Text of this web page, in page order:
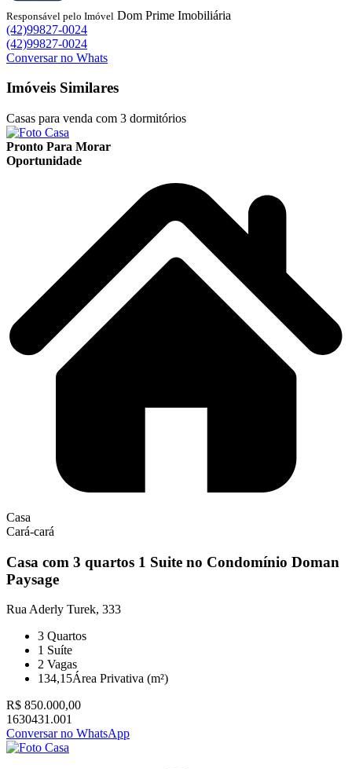
Responsável pelo Imóvel Dom Prime Imobiliária
(42)99827-0024
(42)99827-0024
Conversar no Whats
Imóveis Similares
Casas para venda com 3 dormitórios
Pronto Para Morar
Oportunidade
Casa
Cará-cará
Casa com 3 quartos 1 Suite no Condomínio Doman
Paysage
Rua Aderly Turek, 333
3 Quartos
1 Suíte
2 Vagas
134,15Área Privativa (m²)
R$ 850.000,00
1630431.001
Conversar no WhatsApp